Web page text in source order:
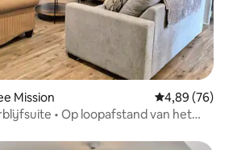
Mission Gemiddelde
4,89 (76)
• Op loopafstand van het